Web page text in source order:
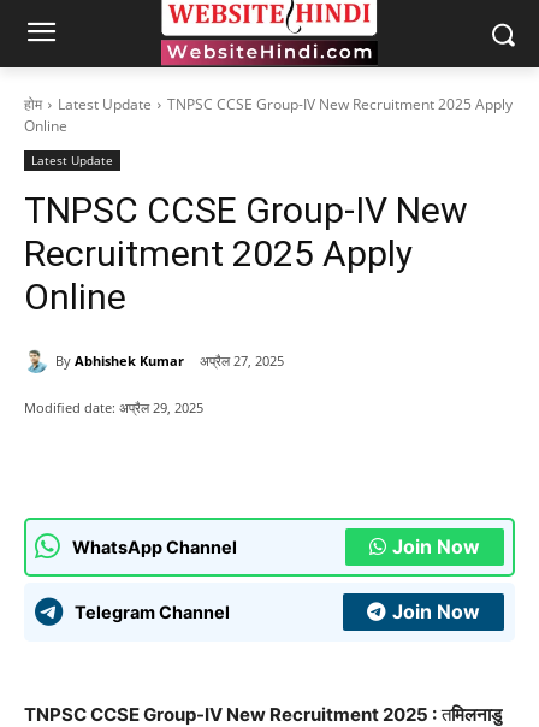
होम Latest Update
TNPSC CCSE Group-IV New Recruitment 2025 Apply
Online
Latest Update
TNPSC CCSE Group-IV New
Recruitment 2025 Apply
Online
By Abhishek Kumar अप्रैल 27, 2025
Modified date: अप्रैल 29, 2025
WhatsApp Channel Join Now
Telegram Channel Join Now
TNPSC CCSE Group-IV New Recruitment 2025 :तमिलनाडु